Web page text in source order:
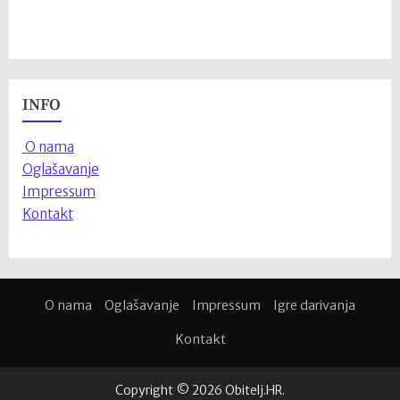
INFO
O nama
Oglašavanje
Impressum
Kontakt
O nama Oglašavanje Impressum Igre darivanja
Kontakt
Copyright © 2026 Obitelj.HR.